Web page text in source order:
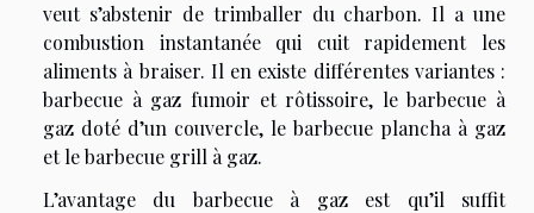
veut s’abstenir de trimballer du charbon. Il a une
combustion instantanée qui cuit rapidement les
aliments à braiser. Il en existe différentes variantes :
barbecue à gaz fumoir et rôtissoire, le barbecue à
gaz doté d’un couvercle, le barbecue plancha à gaz
et le barbecue grill à gaz.
L’avantage du barbecue à gaz est qu’il suffit